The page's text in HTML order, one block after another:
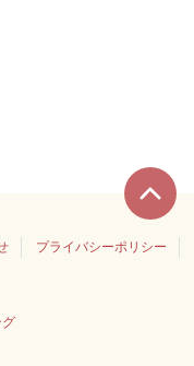
プライバシーポリシー